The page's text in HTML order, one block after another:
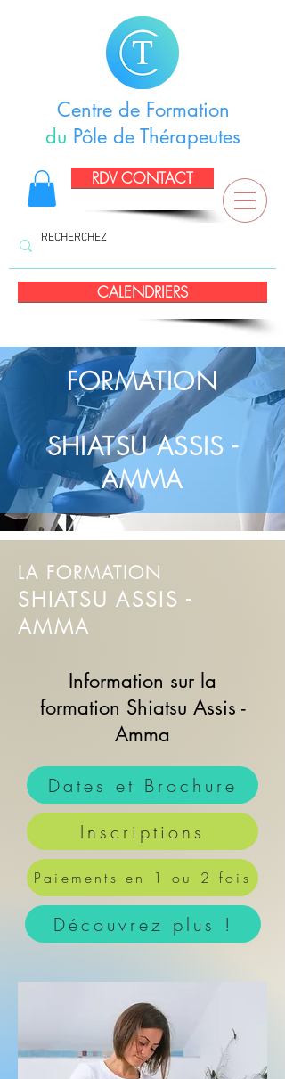
Centre de Formation
du Pôle de Thérapeutes
RDV CONTACT
CALENDRIERS
FORMATION
SHIATSU ASSIS -
AMMA
LA FORMATION
SHIATSU ASSIS -
AMMA
Information sur la
formation Shiatsu Assis -
Amma
Dates et Brochure
Inscriptions
Paiements en 1 ou 2 fois
Découvrez plus !